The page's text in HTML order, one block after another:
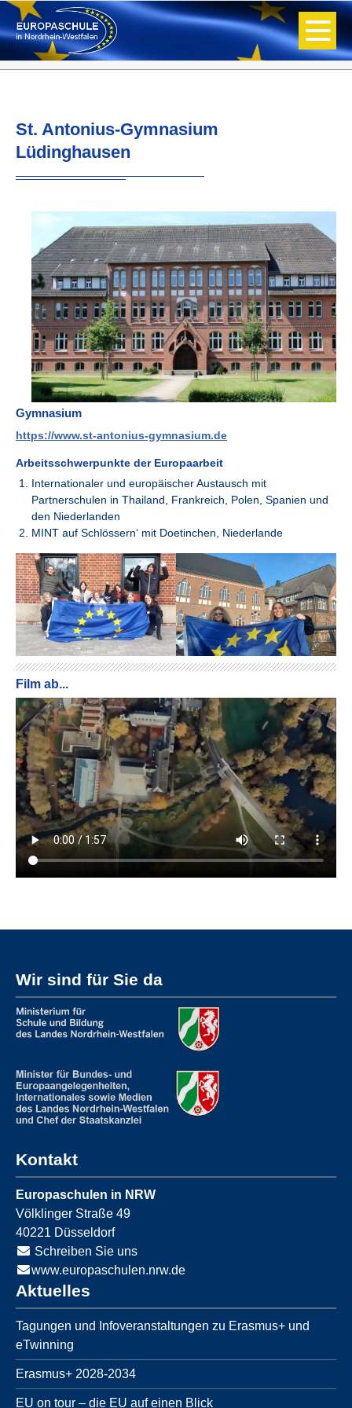
St. Antonius-Gymnasium
Lüdinghausen
Gymnasium
https://www.st-antonius-gymnasium.de
Arbeitsschwerpunkte der Europaarbeit
Internationaler und europäischer Austausch mit
Partnerschulen in Thailand, Frankreich, Polen, Spanien und
den Niederlanden
MINT auf Schlössern‘ mit Doetinchen, Niederlande
Film ab...
Wir sind für Sie da
Kontakt
Europaschulen in NRW
Völklinger Straße 49
40221 Düsseldorf
Schreiben Sie uns
www.europaschulen.nrw.de
Aktuelles
Tagungen und Infoveranstaltungen zu Erasmus+ und
eTwinning
Erasmus+ 2028-2034
EU on tour – die EU auf einen Blick